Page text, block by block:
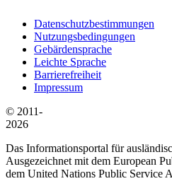
Datenschutzbestimmungen
Nutzungsbedingungen
Gebärdensprache
Leichte Sprache
Barrierefreiheit
Impressum
© 2011-
2026
Das Informationsportal für
Ausgezeichnet mit dem European
dem United Nations Public Service